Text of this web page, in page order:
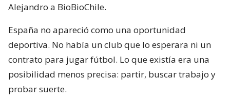
Alejandro a BioBioChile.
España no apareció como una oportunidad
deportiva. No había un club que lo esperara ni un
contrato para jugar fútbol. Lo que existía era una
posibilidad menos precisa: partir, buscar trabajo y
probar suerte.